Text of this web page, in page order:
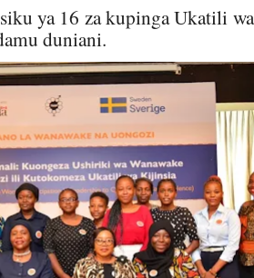
ya 16 za kupinga Ukatili
duniani.